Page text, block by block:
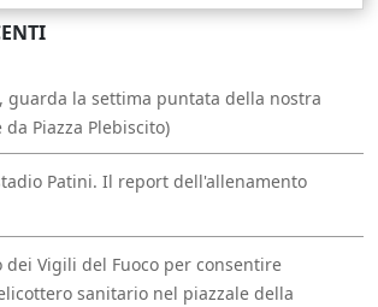
guarda la settima puntata della nostra
Piazza Plebiscito)
Patini. Il report dell'allenamento
Vigili del Fuoco per consentire
sanitario nel piazzale della